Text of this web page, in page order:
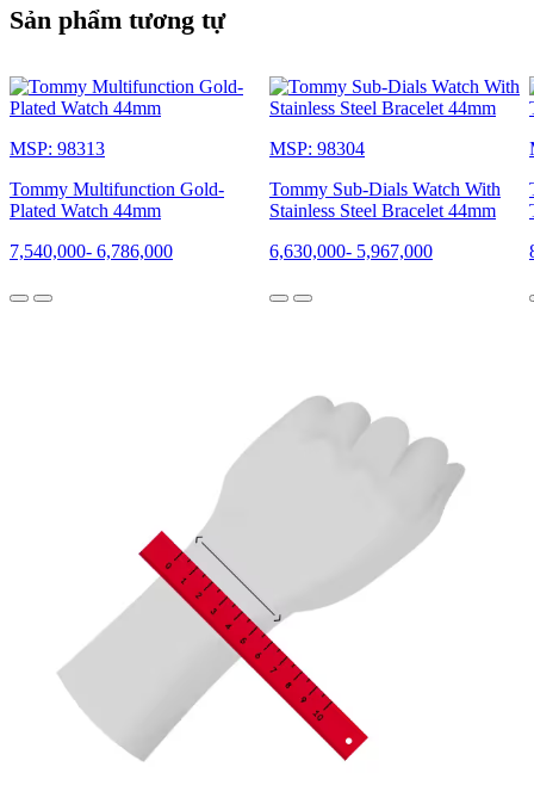
Sản phẩm tương tự
MSP: 98313
Tommy Multifunction Gold-
Plated Watch 44mm
7,540,000- 6,786,000
MSP: 98304
Tommy Sub-Dials Watch With
Stainless Steel Bracelet 44mm
6,630,000- 5,967,000